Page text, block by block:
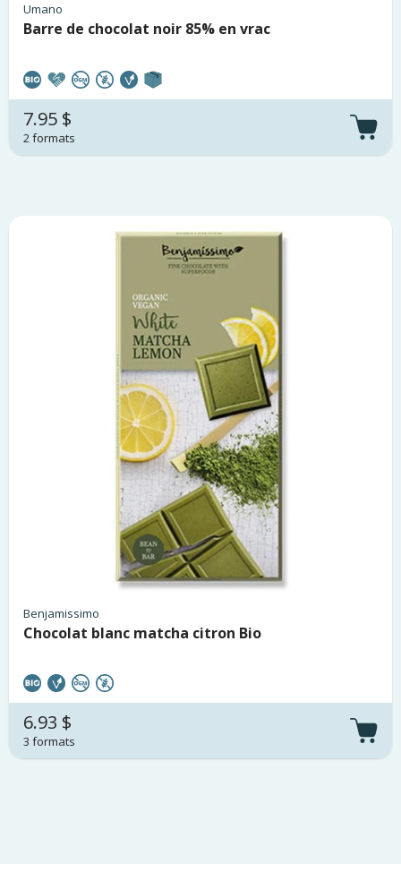
Umano
Barre de chocolat noir 85% en vrac
7.95 $
2 formats
Benjamissimo
Chocolat blanc matcha citron Bio
6.93 $
3 formats